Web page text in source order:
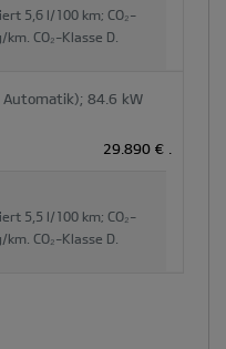
5,6 l/100 km; CO₂-
km. CO₂-Klasse D.
Automatik); 84.6 kW
29.890 €
5,5 l/100 km; CO₂-
km. CO₂-Klasse D.